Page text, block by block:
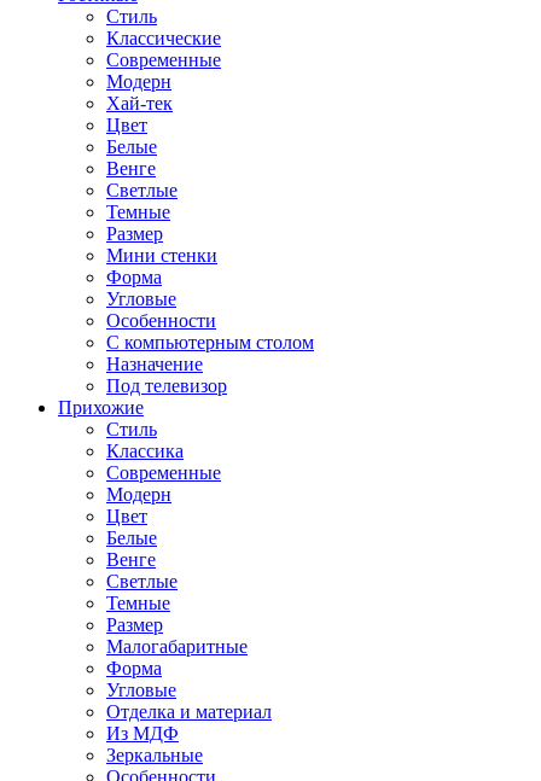
Стиль
Классические
Современные
Модерн
Хай-тек
Цвет
Белые
Венге
Светлые
Темные
Размер
Мини стенки
Форма
Угловые
Особенности
С компьютерным столом
Назначение
Под телевизор
Прихожие
Стиль
Классика
Современные
Модерн
Цвет
Белые
Венге
Светлые
Темные
Размер
Малогабаритные
Форма
Угловые
Отделка и материал
Из МДФ
Зеркальные
Особенности